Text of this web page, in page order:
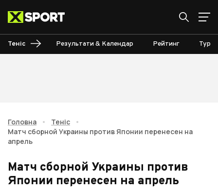
Теніс Результати & Календар Рейтинг
Головна • Теніс
•
Матч сборной Украины против Японии перенесен на
апрель
Матч сборной Украины против
Японии перенесен на апрель